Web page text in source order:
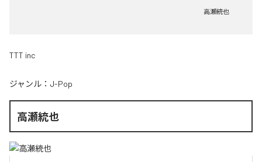
高瀬統也
TTT inc
ジャンル： J-Pop
高瀬統也